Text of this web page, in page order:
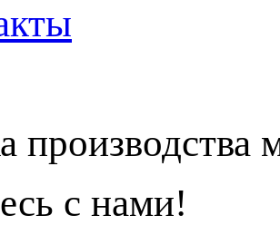
производства
с нами!